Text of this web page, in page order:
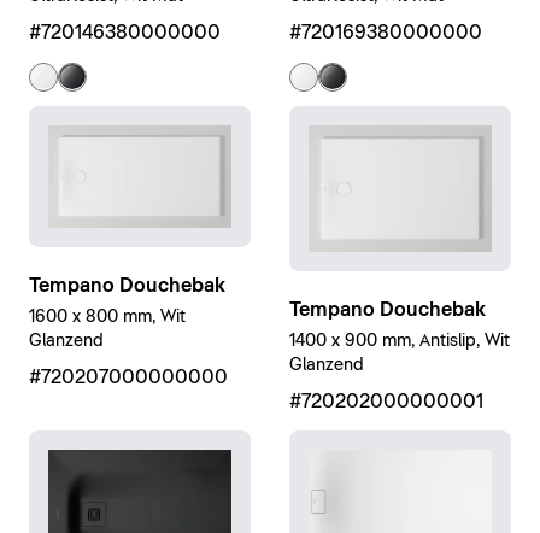
#720146380000000 #720169380000000
Tempano Douchebak
1600 x 800 mm, Wit
Glanzend
#720207000000000
Tempano Douchebak
1400 x 900 mm, Antislip, Wit
Glanzend
#720202000000001